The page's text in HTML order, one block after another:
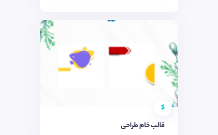
$
قالب خام طراحی